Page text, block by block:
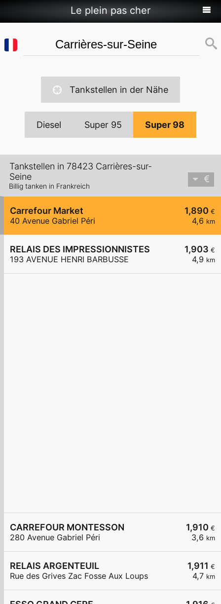
Le plein pas cher
Tankstellen in der Nähe
Diesel Super 95 Super 98
Tankstellen in 78423 Carrières-sur-
Seine
Billig tanken in Frankreich
1,890 €
4,6 km
Carrefour Market
40 Avenue Gabriel Péri
1,903 €
4,9 km
RELAIS DES IMPRESSIONNISTES
193 AVENUE HENRI BARBUSSE
1,910 €
3,6 km
CARREFOUR MONTESSON
280 Avenue Gabriel Péri
1,911 €
4,7 km
RELAIS ARGENTEUIL
Rue des Grives Zac Fosse Aux Loups